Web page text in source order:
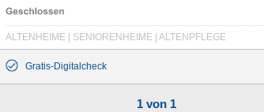
ALTENHEIME | SENIORENHEIME | ALTENPFLEGE
Gratis-Digitalcheck
1 von 1